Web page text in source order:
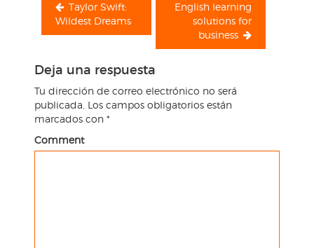
Taylor Swift:
Wildest Dreams
English learning
solutions for
business
Deja una respuesta
Tu dirección de correo electrónico no será
publicada. Los campos obligatorios están
marcados con *
Comment